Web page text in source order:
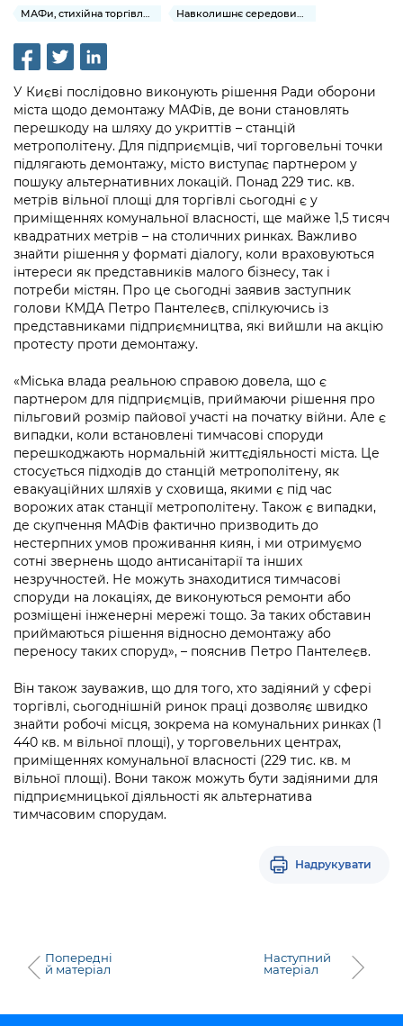
Рішення та розпорядження
Проєкти розпоряджень, що
перебувають на погодженні КМВА
Рішення Київради
Контактна інформація
Графік роботи та прийому громадян
Вакансії
Статистика
Звернення громадян
Регуляторна діяльність
Промисловість і наука Києва
Підприємства, установи, організації
Kyiv International Relations
Річні звіти
Гендерна політика
Безбар'єрність
Київська міська військова адміністрація
Освіта та навчальні заклади
Дороги, транспорт та парковки
Навколишнє середовище міста
Містобудування та земельні ділянки
Культура, спорт, дозвілля
Бізнес та ліцензування
Фінанси та бюджет
Безпека та правопорядок
Ритуальні послуги
Іноземцям / For foreigners
Пам'ятки культурної спадщини
Портал Захисників та Захисниць
Безбар'єрність
Портал послуг
Міський застосунок Київ Цифровий
Важливе під час воєнного стану
Громадська експертиза
Громадський бюджет
Консультації з громадськістю
Громадська рада
Петиції
Відкритий бюджет
Контактний центр
Допомога учасникам АТО
Рада з питань внутрішньо переміщених
осіб при Київській міській військовій
«Ініціатива «Партнерство «Відкритий
Уряд» – місцевий рівень»
Важливе під час воєнного стану
Інформація з обмеженим доступом
Проекти нормативно-правових та
інших актів
Нормативна база
Питання і відповіді про публічну
інформацію
Порядок оскарження рішень, дій чи
бездіяльності розпорядників інформації
Звіти про опрацювання запитів на
публічну інформацію
Інформація для споживачів
Про відкриті дані
Портал даних Києва
Публічні дашборди
Медіагалерея
Підписатися на новини та анонси від
from the KCSA
Порядок акредитації медіа /
Accreditation process
Подати журналістський запит /
Submitting a media request
Зйомки в лікарнях в умовах воєнного
стану / Rules for media coverage of
hospitals at work under martial law
Контакти для медіа / Contacts for mass
media
МАФи, стихійна торгівля та реклама
Навколишнє середовище міста
У Києві послідовно виконують рішення Ради оборони
міста щодо демонтажу МАФів, де вони становлять
перешкоду на шляху до укриттів – станцій
метрополітену. Для підприємців, чиї торговельні точки
підлягають демонтажу, місто виступає партнером у
пошуку альтернативних локацій. Понад 229 тис. кв.
метрів вільної площі для торгівлі сьогодні є у
приміщеннях комунальної власності, ще майже 1,5 тисяч
квадратних метрів – на столичних ринках. Важливо
знайти рішення у форматі діалогу, коли враховуються
інтереси як представників малого бізнесу, так і
потреби містян. Про це сьогодні заявив заступник
голови КМДА Петро Пантелеєв, спілкуючись із
представниками підприємництва, які вийшли на акцію
протесту проти демонтажу.
«Міська влада реальною справою довела, що є
партнером для підприємців, приймаючи рішення про
пільговий розмір пайової участі на початку війни. Але є
випадки, коли встановлені тимчасові споруди
перешкоджають нормальній життєдіяльності міста. Це
стосується підходів до станцій метрополітену, як
евакуаційних шляхів у сховища, якими є під час
ворожих атак станції метрополітену. Також є випадки,
де скупчення МАФів фактично призводить до
нестерпних умов проживання киян, і ми отримуємо
сотні звернень щодо антисанітарії та інших
незручностей. Не можуть знаходитися тимчасові
споруди на локаціях, де виконуються ремонти або
розміщені інженерні мережі тощо. За таких обставин
приймаються рішення відносно демонтажу або
переносу таких споруд», – пояснив Петро Пантелеєв.
Він також зауважив, що для того, хто задіяний у сфері
торгівлі, сьогоднішній ринок праці дозволяє швидко
знайти робочі місця, зокрема на комунальних ринках (1
440 кв. м вільної площі), у торговельних центрах,
приміщеннях комунальної власності (229 тис. кв. м
вільної площі). Вони також можуть бути задіяними для
підприємницької діяльності як альтернатива
тимчасовим спорудам.
Надрукувати
Попередні
й матеріал
Наступний
матеріал